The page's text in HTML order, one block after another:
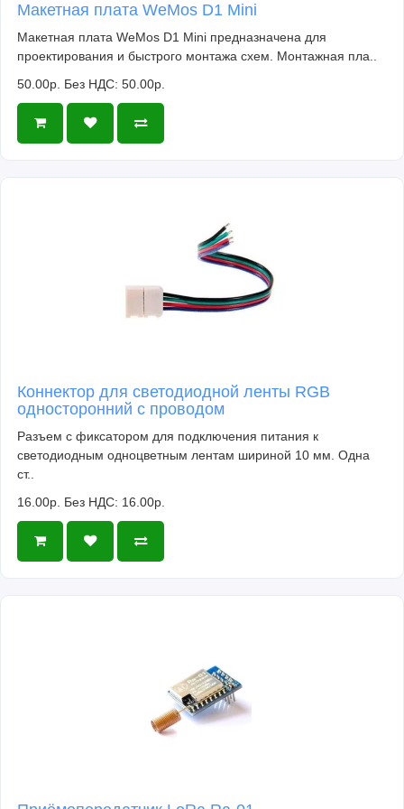
Напряжение питания: 1,5 / 5 В
Потребляемый ток: 70 мА
Диапазон измерений угарного газа: 0,01 – 1
промилле
Диапазон измерений углеводородных газов: 0,1
Макетная плата WeMos D1 Mini
Макетная плата WeMos D1 Mini предназначена для
проектирования и быстрого монтажа схем. Монтажная пла..
50.00р. Без НДС: 50.00р.
Коннектор для светодиодной ленты RGB
односторонний с проводом
Разъем с фиксатором для подключения питания к
светодиодным одноцветным лентам шириной 10 мм. Одна
ст..
16.00р. Без НДС: 16.00р.